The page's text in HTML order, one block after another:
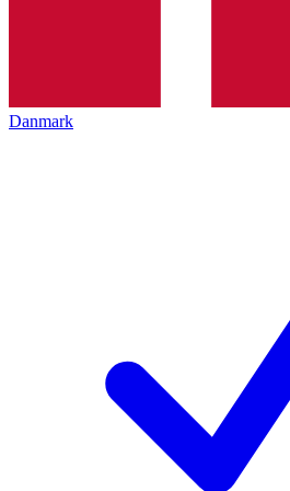
Danmark